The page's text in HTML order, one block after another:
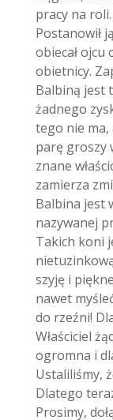
pracy na
Postanowił
obiecał ojcu
obietnicy.
Balbiną jest
żadnego
tego nie ma,
parę groszy
znane
zamierza
Balbina jest
nazywanej
Takich koni
szyję i
nawet
do rzeźni!
Właściciel
ogromna i
Ustaliliśmy,
Dlatego
Prosimy,